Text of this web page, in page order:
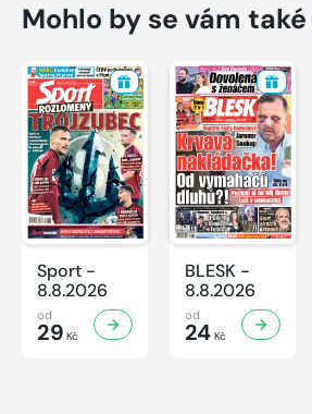
Mohlo by se vám
Sport -
8.8.2026
od
29 Kč
BLESK -
8.8.2026
od
24Kč